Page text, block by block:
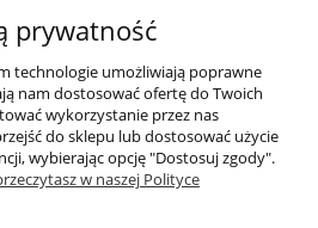
MOJE KONTO
prywatność
technologie umożliwiają poprawne
nam dostosować ofertę do Twoich
wykorzystanie przez nas
do sklepu lub dostosować użycie
wybierając opcję "Dostosuj zgody".
w naszej Polityce